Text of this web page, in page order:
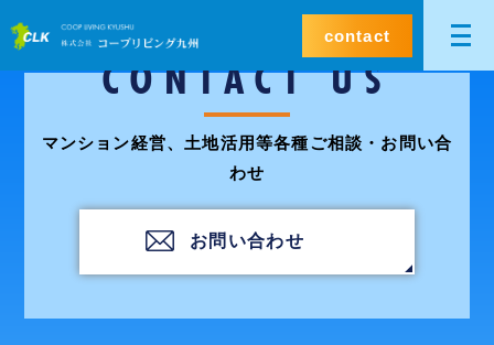
contact
CONTACT US
マンション経営、土地活用等各種ご相談・お問い合
わせ
お問い合わせ